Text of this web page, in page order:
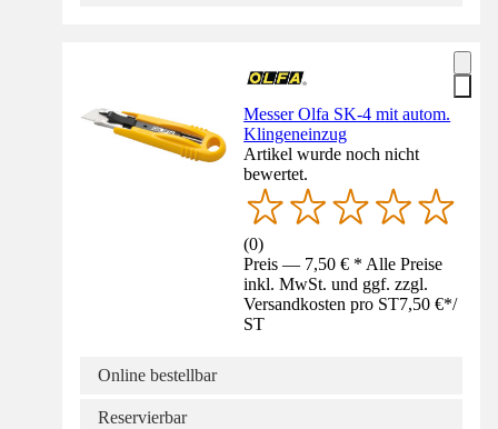
Messer Olfa SK-4 mit autom.
Klingeneinzug
Artikel wurde noch nicht
bewertet.
(0)
Preis — 7,50 € * Alle Preise
inkl. MwSt. und ggf. zzgl.
Versandkosten pro ST7,50 €*/
ST
Online bestellbar
Reservierbar